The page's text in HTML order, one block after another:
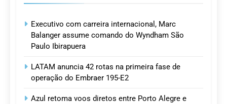
Executivo com carreira internacional, Marc
Balanger assume comando do Wyndham São
Paulo Ibirapuera
LATAM anuncia 42 rotas na primeira fase de
operação do Embraer 195-E2
Azul retoma voos diretos entre Porto Alegre e